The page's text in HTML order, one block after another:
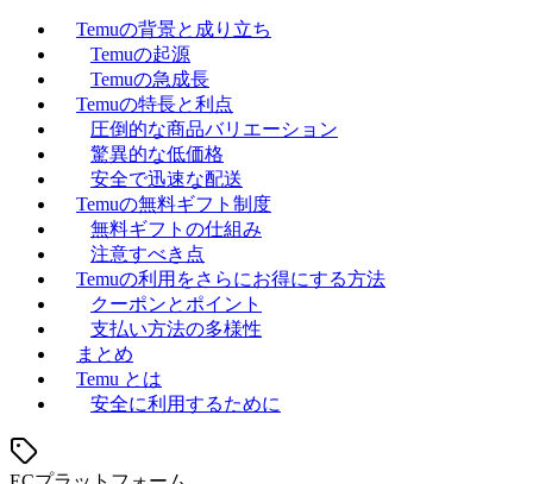
Temuの背景と成り立ち
Temuの起源
Temuの急成長
Temuの特長と利点
圧倒的な商品バリエーション
驚異的な低価格
安全で迅速な配送
Temuの無料ギフト制度
無料ギフトの仕組み
注意すべき点
Temuの利用をさらにお得にする方法
クーポンとポイント
支払い方法の多様性
まとめ
Temu とは
安全に利用するために